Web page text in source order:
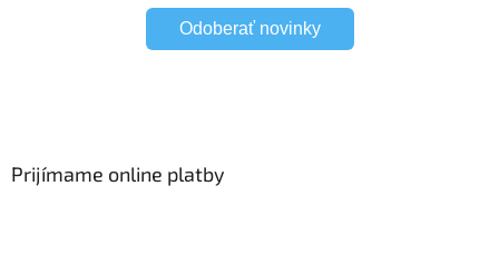
Odoberať novinky
Prijímame online platby